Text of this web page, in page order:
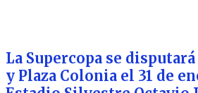
La Supercopa se
y Plaza Colonia el 31 de